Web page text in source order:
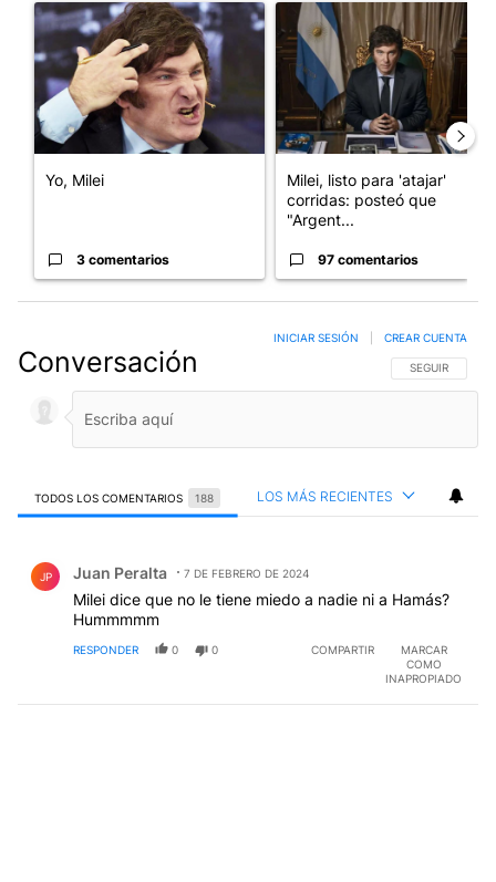
Un artículo de tendencia con el título "Yo, Milei" con 3
Yo, Milei
3 comentarios
Un artículo de tendencia
Milei, listo para 'atajar'
corridas: posteó que
"Argent...
97 comentarios
Conversación SIGA ESTA
SEGUIR
INICIAR SESIÓN CREAR CUENTA
TODOS LOS COMENTARIOS 188 LOS MÁS RECIENTES
JP Juan Peralta 7 DE FEBRERO DE 2024
Milei dice que no le tiene miedo a nadie ni a Hamás?
Hummmmm
RESPONDER 0 0 COMPARTIR
MARCAR
COMO
INAPROPIADO